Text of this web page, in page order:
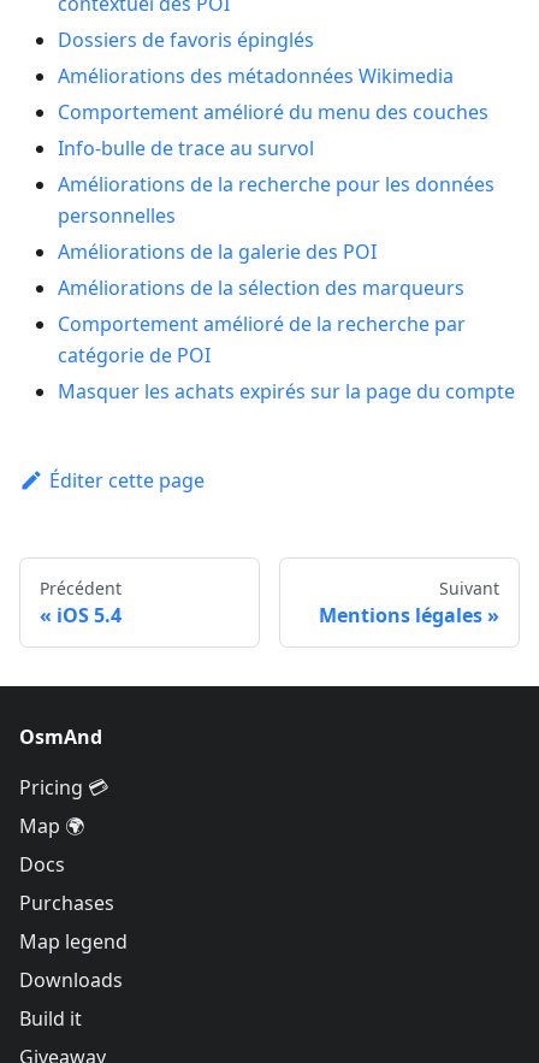
Dossiers de favoris épinglés
Améliorations des métadonnées Wikimedia
Comportement amélioré du menu des couches
Info-bulle de trace au survol
Améliorations de la recherche pour les données
personnelles
Améliorations de la galerie des POI
Améliorations de la sélection des marqueurs
Comportement amélioré de la recherche par
catégorie de POI
Masquer les achats expirés sur la page du compte
Éditer cette page
Précédent
iOS 5.4
Suivant
Mentions légales
OsmAnd
Pricing 💳
Map 🌍
Docs
Purchases
Map legend
Downloads
Build it
Giveaway